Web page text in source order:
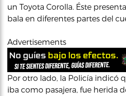
un Toyota Corolla. Éste
bala en diferentes partes del
Advertisements
Por otro lado, la Policía indicó
iba como pasajera, fue herida